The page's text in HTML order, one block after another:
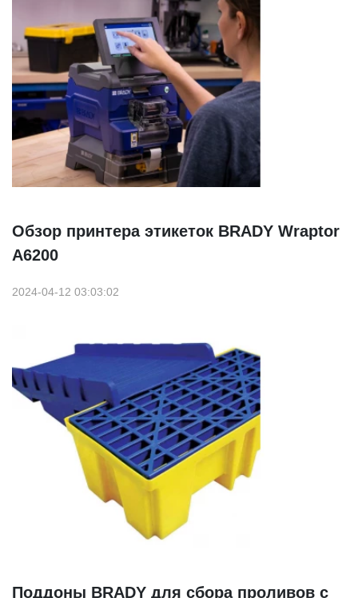
Обзор принтера этикеток BRADY Wraptor
A6200
2024-04-12 03:03:02
Поддоны BRADY для сбора проливов с